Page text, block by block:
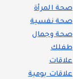
صحة المرأة
صحة نفسية
صحة وجمال
طفلك
علاقات
علاقات يومية